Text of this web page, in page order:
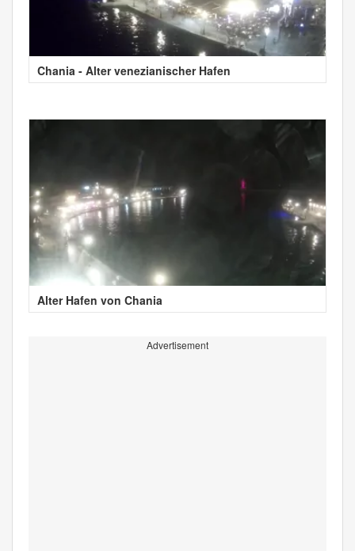
Chania - Alter venezianischer Hafen
Alter Hafen von Chania
Advertisement